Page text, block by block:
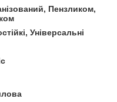
Пензликом,
Універсальні